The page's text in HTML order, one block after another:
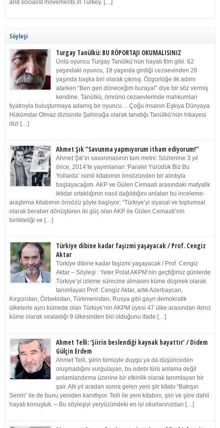
and socialist movements in Turkey. […]
Söyleşi
Turgay Tanülkü: BU RÖPORTAJI OKUMALISINIZ
Ünlü oyuncu Turgay Tanülkü’nün hayatı film gibi. 62
yaşındaki oyuncu, 18 yaşında girdiği cezaevinden 26
yaşında başka biri olarak çıkmış. Özgürlüğe ilk adımı
atarken “Ben geri döneceğim buraya!” diye bir söz vermiş
kendine. Tanülkü, ömrünü cezaevlerinde mahkumları
tiyatroyla buluşturmaya adamış bir oyuncu… Çoğu insanın Eşkıya Dünyaya
Hükümdar Olmaz dizisinde Şahinağa olarak tanıdığı Tanülkü’nün hikayesi
dizi […]
Ahmet Şık “Savunma yapmıyorum itham ediyorum!”
Ahmet Şık’ın savunmasının tam metni: Sözlerime 3 yıl
önce, 2014’te yayımlanan ‘Paralel Yürüdük Biz Bu
Yollarda’ isimli kitabımın önsözünden bir alıntıyla
başlayacağım. AKP ve Gülen Cemaati arasındaki mafyatik
iktidar ortaklığının nasıl dağıldığını anlatan bu inceleme-
araştırma kitabımın önsözü şöyle başlıyor: “Türkiye’yi siyasal ve toplumsal
olarak beraber dönüştüren iki güç olan AKP ile Gülen Cemaati’nin
birlikteliği ve […]
Türkiye dibine kadar faşizmi yaşayacak / Prof. Cengiz
Aktar
Türkiye dibine kadar faşizmi yaşayacak / Prof. Cengiz
Aktar – Söyleşi : Yeter Polat AKPM’nin geçtiğimiz günlerde
Türkiye’yi izleme sürecine almasını küme düşmek olarak
tanımlayan Prof. Cengiz Aktar, artık Azerbaycan,
Kırgızistan, Özbekistan, Türkmenistan, Rusya gibi gayri demokratik
ülkelerle aynı kümede olan Türkiye’nin AKPM üyesi 47 ülke arasından ikinci
küme olarak sıraladığı 9 ülkesinden biri olduğunu ifade […]
Ahmet Telli: ‘Şiirin beslendiği kaynak hayattır’ / Didem
Gülçin Erdem
Ahmet Telli, şiirin tümüyle duygu ya da düşünceden
oluşmadığını vurgulayan, bu edebi türü anlama değil
anlamlandırma üzerine bir etkinlik olarak tanımlayan bir
şair. Altı yıl aradan sonra gelen yeni şiir kitabı “Bakışın
Senin” ile de bunu yeniden kanıtlıyor. Telli ile yeni kitabını, şiiri ve şiire dahil
hayatı konuştuk. – Bu söyleşiyi yeryüzündeki en iyi okurlarınızdan […]